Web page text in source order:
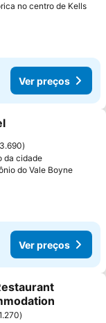
no centro de Kells
Ver preços
favoritos
3.690
da cidade
do Vale BoyneVer
Ver preços
favoritos